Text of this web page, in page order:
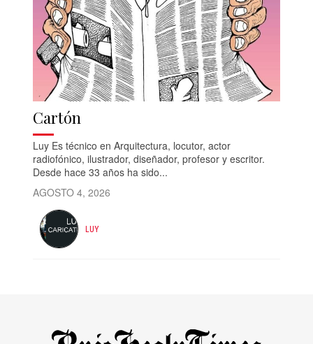
Cartón
Luy Es técnico en Arquitectura, locutor, actor
radiofónico, ilustrador, diseñador, profesor y escritor.
Desde hace 33 años ha sido...
AGOSTO 4, 2026
LUY